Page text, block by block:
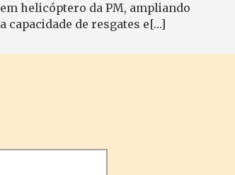
em helicóptero da PM, ampliando
a capacidade de resgates e[…]